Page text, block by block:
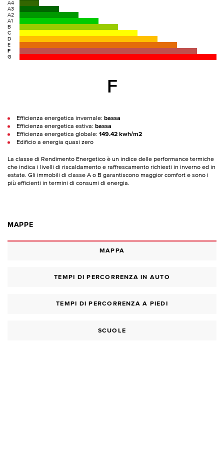
A4
A3
A2
A1
B
C
D
E
F
G
F
Efficienza energetica invernale: bassa
Efficienza energetica estiva: bassa
Efficienza energetica globale: 149.42 kwh/m2
Edificio a energia quasi zero
La classe di Rendimento Energetico è un indice delle performance termiche
che indica i livelli di riscaldamento e raffrescamento richiesti in inverno ed in
estate. Gli immobili di classe A o B garantiscono maggior comfort e sono i
più efficienti in termini di consumi di energia.
MAPPE
MAPPA
TEMPI DI PERCORRENZA IN AUTO
TEMPI DI PERCORRENZA A PIEDI
SCUOLE